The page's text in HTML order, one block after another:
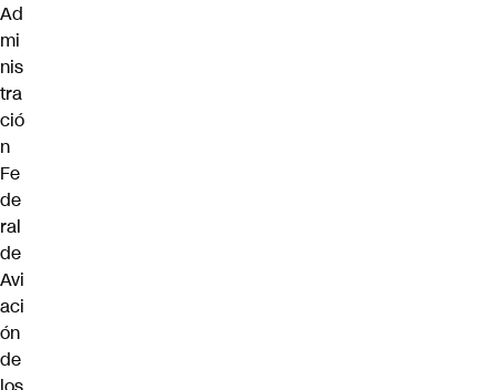
Ad
mi
nis
tra
ció
n
Fe
de
ral
de
Avi
aci
ón
de